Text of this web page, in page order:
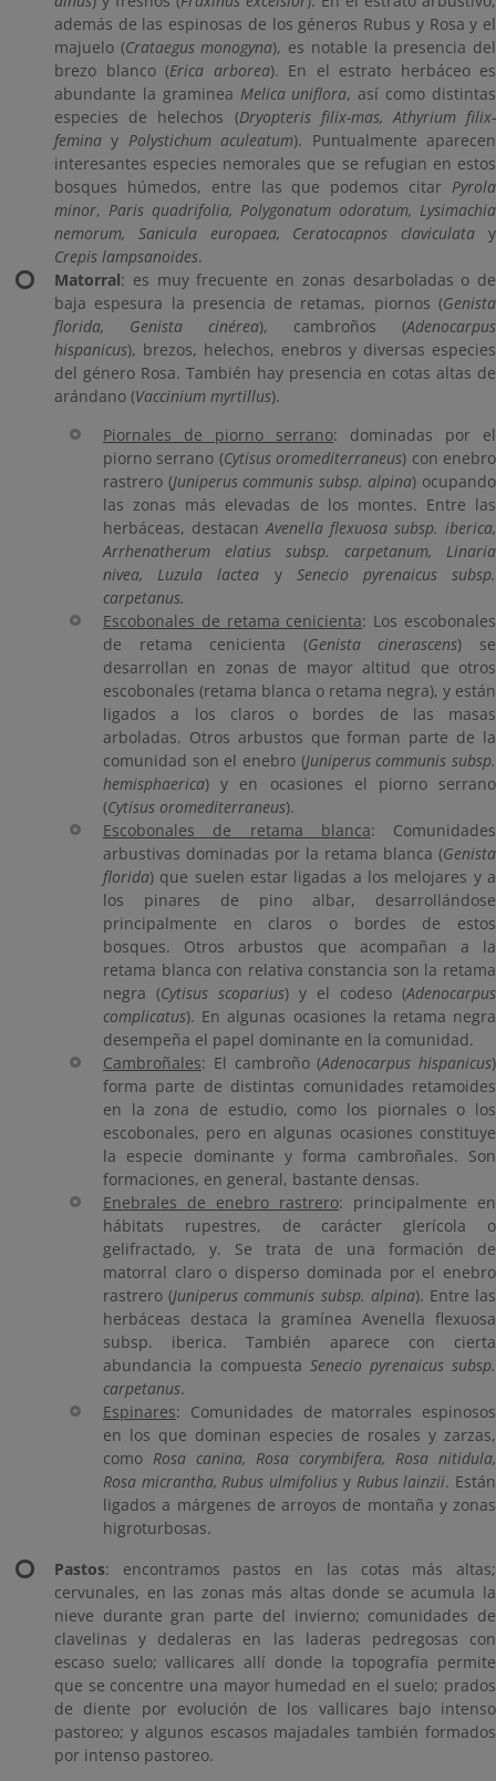
además de las espinosas de los géneros Rubus y Rosa y el
majuelo (Crataegus monogyna), es notable la presencia del
brezo blanco (Erica arborea). En el estrato herbáceo es
abundante la graminea Melica uniflora, así como distintas
especies de helechos (Dryopteris filix-mas, Athyrium filix-
femina y Polystichum aculeatum). Puntualmente aparecen
interesantes especies nemorales que se refugian en estos
bosques húmedos, entre las que podemos citar Pyrola
minor, Paris quadrifolia, Polygonatum odoratum, Lysimachia
nemorum, Sanicula europaea, Ceratocapnos claviculata y
Crepis lampsanoides.
Matorral: es muy frecuente en zonas desarboladas o de
baja espesura la presencia de retamas, piornos (Genista
florida, Genista cinérea), cambroños (Adenocarpus
hispanicus), brezos, helechos, enebros y diversas especies
del género Rosa. También hay presencia en cotas altas de
arándano (Vaccinium myrtillus).
Piornales de piorno serrano: dominadas por el
piorno serrano (Cytisus oromediterraneus) con enebro
rastrero (Juniperus communis subsp. alpina) ocupando
las zonas más elevadas de los montes. Entre las
herbáceas, destacan Avenella flexuosa subsp. iberica,
Arrhenatherum elatius subsp. carpetanum, Linaria
nivea, Luzula lactea y Senecio pyrenaicus subsp.
carpetanus.
Escobonales de retama cenicienta: Los escobonales
de retama cenicienta (Genista cinerascens) se
desarrollan en zonas de mayor altitud que otros
escobonales (retama blanca o retama negra), y están
ligados a los claros o bordes de las masas
arboladas. Otros arbustos que forman parte de la
comunidad son el enebro (Juniperus communis subsp.
hemisphaerica) y en ocasiones el piorno serrano
(Cytisus oromediterraneus).
Escobonales de retama blanca: Comunidades
arbustivas dominadas por la retama blanca (Genista
florida) que suelen estar ligadas a los melojares y a
los pinares de pino albar, desarrollándose
principalmente en claros o bordes de estos
bosques. Otros arbustos que acompañan a la
retama blanca con relativa constancia son la retama
negra (Cytisus scoparius) y el codeso (Adenocarpus
complicatus). En algunas ocasiones la retama negra
desempeña el papel dominante en la comunidad.
Cambroñales: El cambroño (Adenocarpus hispanicus)
forma parte de distintas comunidades retamoides
en la zona de estudio, como los piornales o los
escobonales, pero en algunas ocasiones constituye
la especie dominante y forma cambroñales. Son
formaciones, en general, bastante densas.
Enebrales de enebro rastrero: principalmente en
hábitats rupestres, de carácter glerícola o
gelifractado, y. Se trata de una formación de
matorral claro o disperso dominada por el enebro
rastrero (Juniperus communis subsp. alpina). Entre las
herbáceas destaca la gramínea Avenella flexuosa
subsp. iberica. También aparece con cierta
abundancia la compuesta Senecio pyrenaicus subsp.
carpetanus.
Espinares: Comunidades de matorrales espinosos
en los que dominan especies de rosales y zarzas,
como Rosa canina, Rosa corymbifera, Rosa nitidula,
Rosa micrantha, Rubus ulmifolius y Rubus lainzii. Están
ligados a márgenes de arroyos de montaña y zonas
higroturbosas.
Pastos: encontramos pastos en las cotas más altas;
cervunales, en las zonas más altas donde se acumula la
nieve durante gran parte del invierno; comunidades de
clavelinas y dedaleras en las laderas pedregosas con
escaso suelo; vallicares allí donde la topografía permite
que se concentre una mayor humedad en el suelo; prados
de diente por evolución de los vallicares bajo intenso
pastoreo; y algunos escasos majadales también formados
por intenso pastoreo.